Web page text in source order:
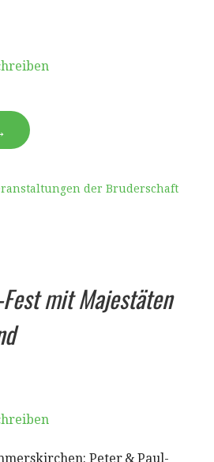
der Bruderschaft
mit Majestäten
Peter & Paul-